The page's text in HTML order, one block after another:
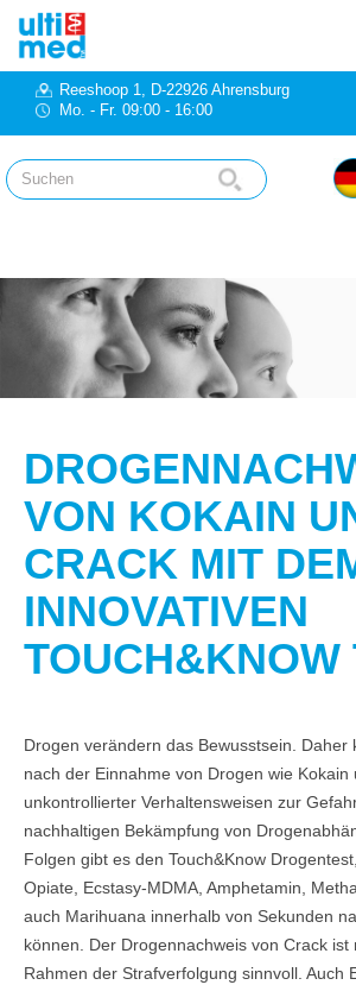
Reeshoop 1, D-22926 Ahrensburg
Mo. - Fr. 09:00 - 16:00
VON KOKAIN
CRACK MIT
INNOVATIVEN
TOUCH&KNOW
Drogen verändern das Bewusstsein. Daher
nach der Einnahme von Drogen wie Kokain
unkontrollierter Verhaltensweisen zur
nachhaltigen Bekämpfung von
Folgen gibt es den Touch&Know
Opiate, Ecstasy-MDMA, Amphetamin,
auch Marihuana innerhalb von Sekunden
können. Der Drogennachweis von Crack ist
Rahmen der Strafverfolgung sinnvoll. Auch